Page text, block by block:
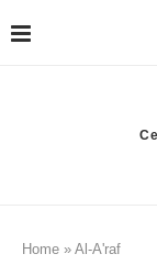
Home » Al-A'raf